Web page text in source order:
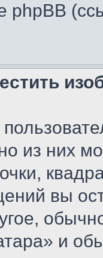
phpBB
из них
вы
и